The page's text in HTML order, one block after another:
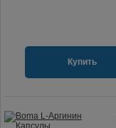
Купить